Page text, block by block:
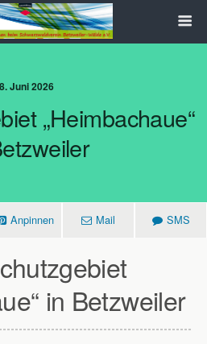
8. Juni 2026
„Heimbachaue“
Anpinnen Mail SMS
in Betzweiler